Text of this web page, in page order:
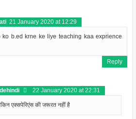
21 January 2020 at 12:29
b.ed krne ke liye teaching kaa exprience
Reply
22 January 2020 at 22:31
एक्सपेरिएंस की जरूरत नहीं है